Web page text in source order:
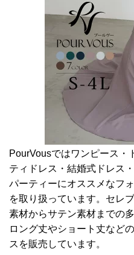
PourVousではワンピース・
ティドレス・結婚式ドレス
パーティーにオススメなフ
を取り扱っています。セレ
素材からサテン素材までの
ロング丈やショート丈など
スを販売しています。